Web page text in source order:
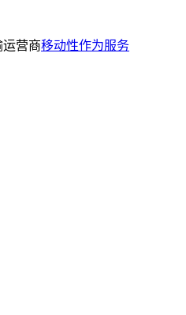
营商移动性作为服务